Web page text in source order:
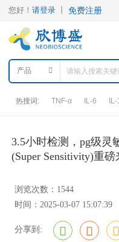
您好！请登录 丨免费注册
产品
热搜词: TNF-α IL-6
产品中心
ELISA试剂盒
QuantiCyto®ELISA
QuantiCyto®ELISA(高敏)
QuikCyto®ELISA(快检)
3.5小时检测，pg级灵
(Super Sensitivity)重磅
浏览次数：1544
时间：2025-03-07 15:07:39
分享到: